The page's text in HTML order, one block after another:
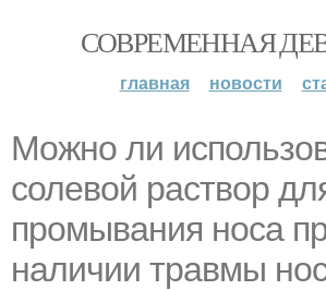
СОВРЕМЕННАЯ
главная новости
Можно ли
солевой раствор
промывания носа
наличии травмы